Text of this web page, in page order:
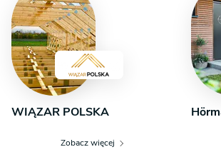
WIĄZAR POLSKA
Zobacz więcej